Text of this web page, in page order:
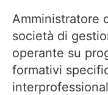
Amministratore
società di
operante su
formativi